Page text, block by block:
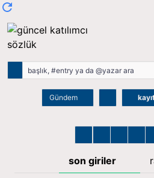
Gündem
son giriler